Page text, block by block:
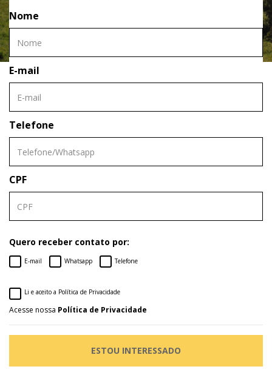
Nome
E-mail
Telefone
CPF
Quero receber contato por:
E-mail Whatsapp Telefone
Li e aceito a Política de Privacidade
Acesse nossa Política de Privacidade
ESTOU INTERESSADO